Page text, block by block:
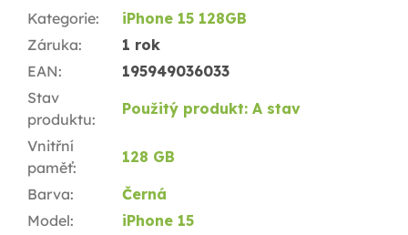
Kategorie:
iPhone 15 128GB
Záruka:
1 rok
EAN:
195949036033
Stav
produktu:
Použitý produkt: A stav
Vnitřní
paměť:
128 GB
Barva:
Černá
Model:
iPhone 15